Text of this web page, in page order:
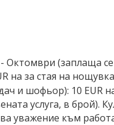
(заплаща
на за стая на
и шофьор): 10 EUR
услуга, в брой).
уважение към